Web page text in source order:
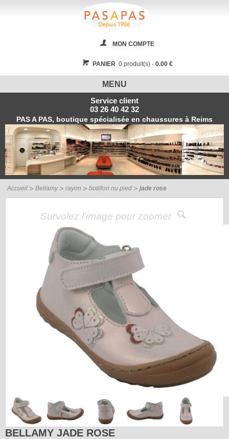
MON COMPTE
PANIER0 produit(s) - 0.00 €
MENU
Service client
03 26 40 42 32
PAS A PAS, boutique spécialisée en chaussures à Reims
Accueil Bellamy rayon botillon nu pied jade rose
Survolez l’image pour zoomer
BELLAMY JADE ROSE